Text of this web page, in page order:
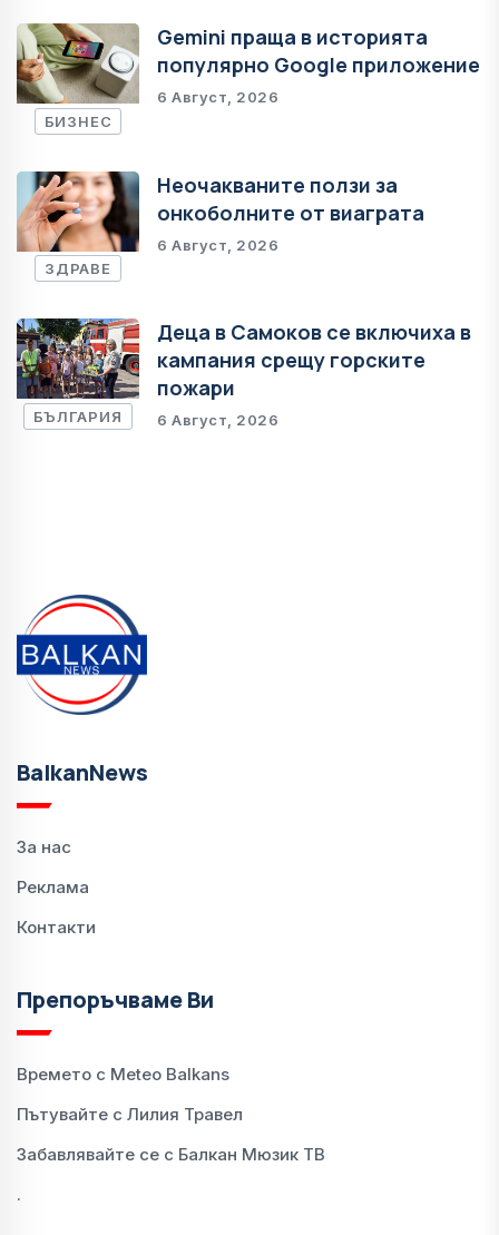
БИЗНЕС
Gemini праща в историята
популярно Google приложение
6 Август, 2026
ЗДРАВЕ
Неочакваните ползи за
онкоболните от виаграта
6 Август, 2026
БЪЛГАРИЯ
Деца в Самоков се включиха в
кампания срещу горските
пожари
6 Август, 2026
BalkanNews
За нас
Реклама
Контакти
Препоръчваме Ви
Времето с Meteo Balkans
Пътувайте с Лилия Травел
Забавлявайте се с Балкан Мюзик ТВ
.